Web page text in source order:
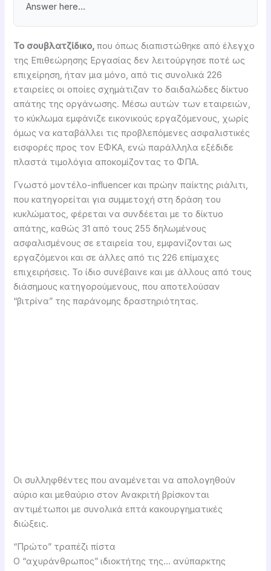
Answer here…
Το σουβλατζίδικο, που όπως διαπιστώθηκε από έλεγχο
της Επιθεώρησης Εργασίας δεν λειτούργησε ποτέ ως
επιχείρηση, ήταν μια μόνο, από τις συνολικά 226
εταιρείες οι οποίες σχημάτιζαν το δαιδαλώδες δίκτυο
απάτης της οργάνωσης. Μέσω αυτών των εταιρειών,
το κύκλωμα εμφάνιζε εικονικούς εργαζόμενους, χωρίς
όμως να καταβάλλει τις προβλεπόμενες ασφαλιστικές
εισφορές προς τον ΕΦΚΑ, ενώ παράλληλα εξέδιδε
πλαστά τιμολόγια αποκομίζοντας το ΦΠΑ.
Γνωστό μοντέλο-influencer και πρώην παίκτης ριάλιτι,
που κατηγορείται για συμμετοχή στη δράση του
κυκλώματος, φέρεται να συνδέεται με το δίκτυο
απάτης, καθώς 31 από τους 255 δηλωμένους
ασφαλισμένους σε εταιρεία του, εμφανίζονται ως
εργαζόμενοι και σε άλλες από τις 226 επίμαχες
επιχειρήσεις. Το ίδιο συνέβαινε και με άλλους από τους
διάσημους κατηγορούμενους, που αποτελούσαν
“βιτρίνα” της παράνομης δραστηριότητας.
Οι συλληφθέντες που αναμένεται να απολογηθούν
αύριο και μεθαύριο στον Ανακριτή βρίσκονται
αντιμέτωποι με συνολικά επτά κακουργηματικές
διώξεις.
“Πρώτο” τραπέζι πίστα
Ο “αχυράνθρωπος” ιδιοκτήτης της… ανύπαρκτης